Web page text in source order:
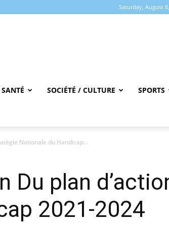
Saturday, August
SANTÉ SOCIÉTÉ / CULTURE SPORTS
Nationale du Handicap...
plan
2021-2024